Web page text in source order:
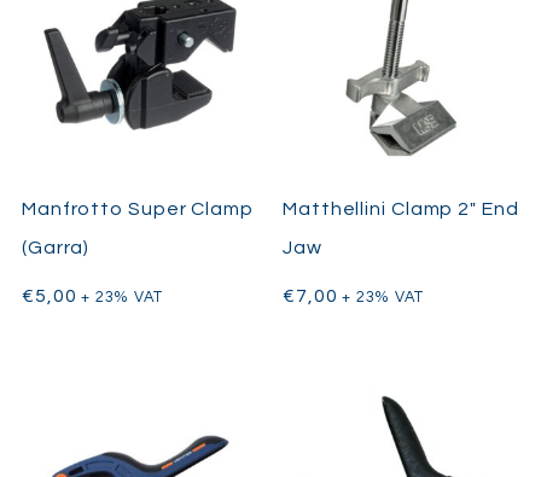
Manfrotto Super Clamp
(Garra)
€5,00 + 23% VAT
Matthellini Clamp 2″ End
Jaw
€7,00 + 23% VAT